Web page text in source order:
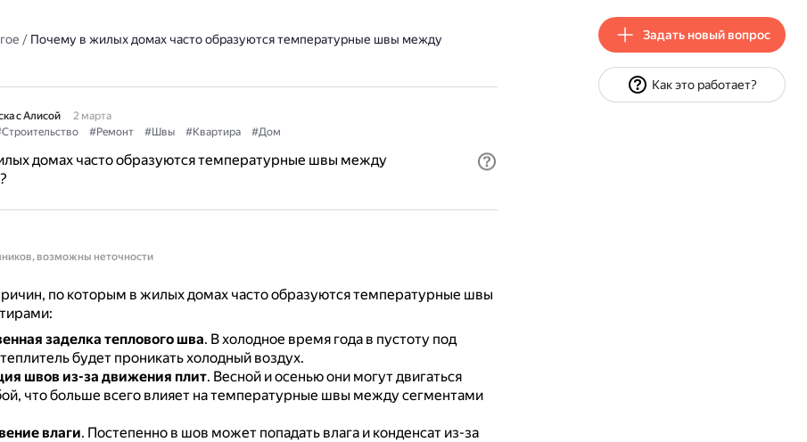
/ Почему в жилых домах часто образуются температурные швы между
с Алисой
2 марта
#Ремонт #Швы #Квартира #Дом
домах часто образуются температурные швы между
возможны неточности
по которым в жилых домах часто образуются температурные швы
заделка теплового шва. В холодное время года в пустоту под
будет проникать холодный воздух.
швов из-за движения плит. Весной и осенью они могут двигаться
что больше всего влияет на температурные швы между сегментами
влаги. Постепенно в шов может попадать влага и конденсат из-за
Задать новый вопрос
Как это работает?